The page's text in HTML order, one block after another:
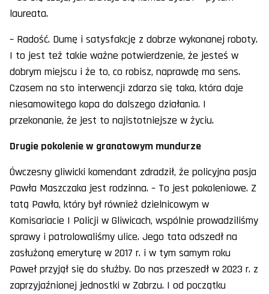
laureata.
– Radość. Dumę i satysfakcję z dobrze wykonanej roboty.
I to jest też takie ważne potwierdzenie, że jesteś w
dobrym miejscu i że to, co robisz, naprawdę ma sens.
Czasem na sto interwencji zdarza się taka, która daje
niesamowitego kopa do dalszego działania. I
przekonanie, że jest to najistotniejsze w życiu.
Drugie pokolenie w granatowym mundurze
Ówczesny gliwicki komendant zdradził, że policyjna pasja
Pawła Maszczaka jest rodzinna. – To jest pokoleniowe. Z
tatą Pawła, który był również dzielnicowym w
Komisariacie I Policji w Gliwicach, wspólnie prowadziliśmy
sprawy i patrolowaliśmy ulice. Jego tata odszedł na
zasłużoną emeryturę w 2017 r. i w tym samym roku
Paweł przyjął się do służby. Do nas przeszedł w 2023 r. z
zaprzyjaźnionej jednostki w Zabrzu. I od początku